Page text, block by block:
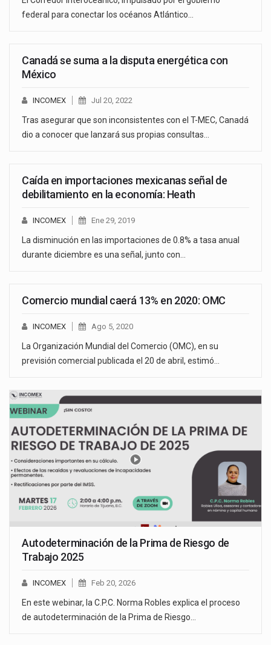
federal para conectar los océanos Atlántico…
Canadá se suma a la disputa energética con
México
INCOMEX Jul 20, 2022
Tras asegurar que son inconsistentes con el T-MEC, Canadá
dio a conocer que lanzará sus propias consultas…
Caída en importaciones mexicanas señal de
debilitamiento en la economía: Heath
INCOMEX Ene 29, 2019
La disminución en las importaciones de 0.8% a tasa anual
durante diciembre es una señal, junto con…
Comercio mundial caerá 13% en 2020: OMC
INCOMEX Ago 5, 2020
La Organización Mundial del Comercio (OMC), en su
previsión comercial publicada el 20 de abril, estimó…
Autodeterminación de la Prima de Riesgo de
Trabajo 2025
INCOMEX Feb 20, 2026
En este webinar, la C.P.C. Norma Robles explica el proceso
de autodeterminación de la Prima de Riesgo…